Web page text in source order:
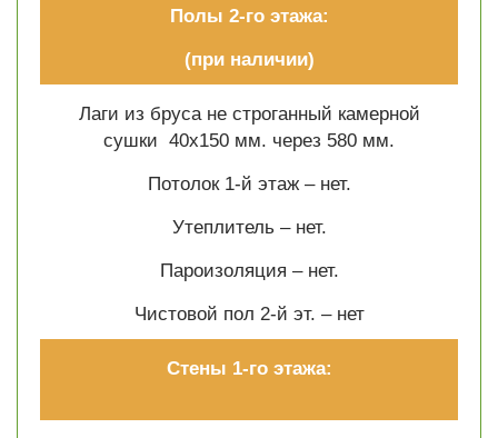
Полы 2-го этажа:
(при наличии)
Лаги из бруса не строганный камерной
сушки 40х150 мм. через 580 мм.
Потолок 1-й этаж – нет.
Утеплитель – нет.
Пароизоляция – нет.
Чистовой пол 2-й эт. – нет
Стены 1-го этажа: